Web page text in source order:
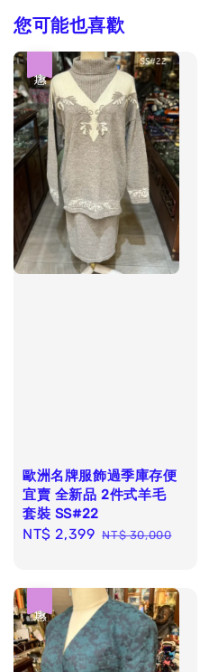
您可能也喜歡
歐洲名牌服飾過季庫存便
宜賣 全新品 2件式羊毛
套裝 SS#22
Sale
NT$ 2,399 Regular
NT$ 30,000